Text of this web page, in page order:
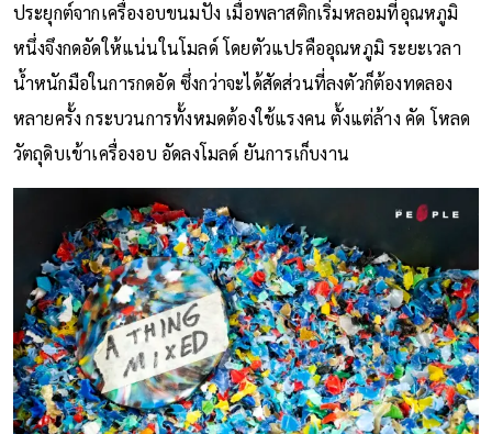
ประยุกต์จากเครื่องอบขนมปัง เมื่อพลาสติกเริ่มหลอมที่อุณหภูมิ
หนึ่งจึงกดอัดให้แน่นในโมลด์ โดยตัวแปรคืออุณหภูมิ ระยะเวลา
น้ำหนักมือในการกดอัด ซึ่งกว่าจะได้สัดส่วนที่ลงตัวก็ต้องทดลอง
หลายครั้ง กระบวนการทั้งหมดต้องใช้แรงคน ตั้งแต่ล้าง คัด โหลด
วัตถุดิบเข้าเครื่องอบ อัดลงโมลด์ ยันการเก็บงาน